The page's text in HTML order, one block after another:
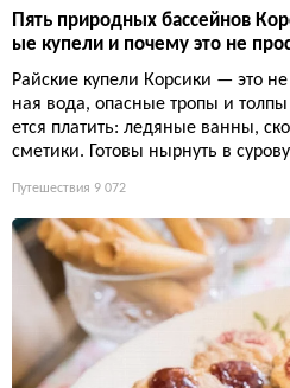
Пять природных бассейнов
ые купели и почему это не
Райские купели Корсики — это
ная вода, опасные тропы и
ется платить: ледяные ванны,
сметики. Готовы нырнуть в
Путешествия 9 072